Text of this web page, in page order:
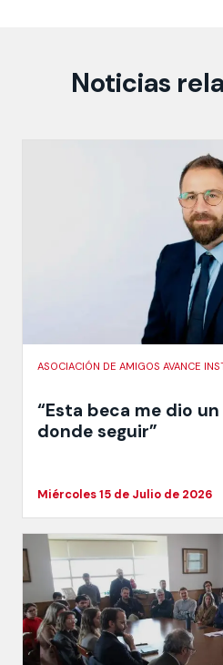
Noticias
ASOCIACIÓN DE AMIGOS AVANCE
“Esta beca me dio
donde seguir”
Miércoles 15 de Julio de 2026